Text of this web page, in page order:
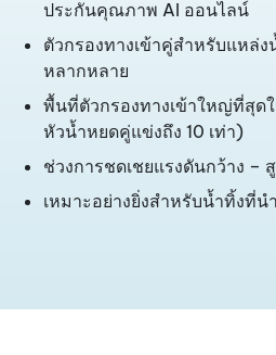
ประกันคุณภาพ AI ออนไลน์
ตัวกรองทางเข้าคู่สำหรับแหล่
หลากหลาย
พื้นที่ตัวกรองทางเข้าใหญ่ที่สุด
หัวน้ำหยดคู่แข่งถึง 10 เท่า)
ช่วงการชดเชยแรงดันกว้าง –
เหมาะอย่างยิ่งสำหรับน้ำทิ้งที่